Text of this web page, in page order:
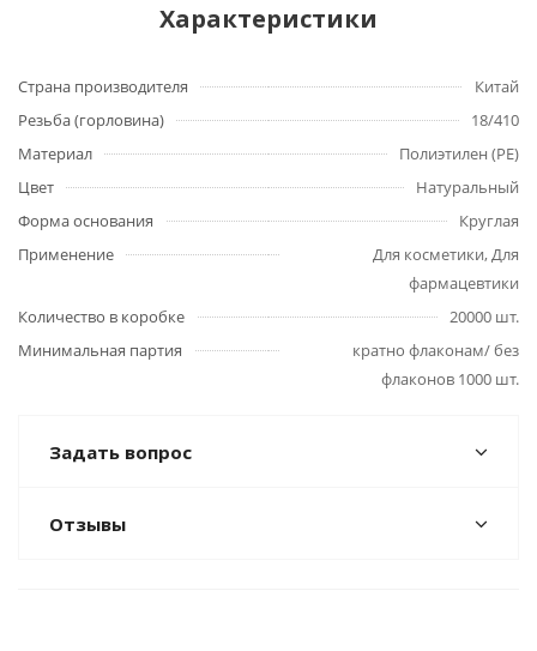
Характеристики
Страна производителя
Китай
Резьба (горловина)
18/410
Материал
Полиэтилен (PE)
Цвет
Натуральный
Форма основания
Круглая
Применение
Для косметики, Для
фармацевтики
Количество в коробке
20000 шт.
Минимальная партия
кратно флаконам/ без
флаконов 1000 шт.
Задать вопрос
Отзывы